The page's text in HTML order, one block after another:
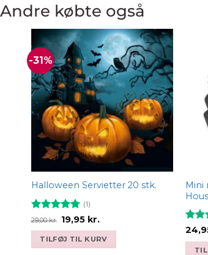
Andre købte også
-31%
Add to
wishlist
Halloween Servietter 20 stk.
Vurderet5
(1)
29,00kr. Den
oprindelige
pris
var:
19,95 kr.Den
pris
er:
TILFØJ TIL KURV
Mini